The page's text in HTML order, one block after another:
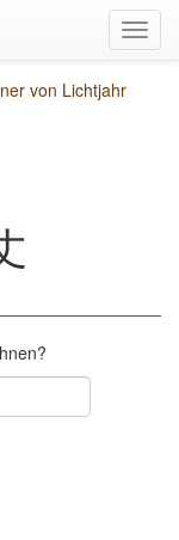
von Lichtjahr